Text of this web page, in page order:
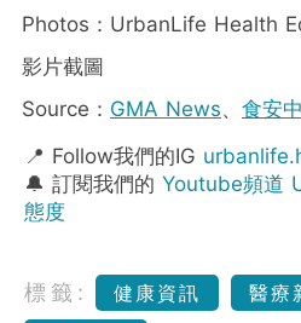
Photos：UrbanLife Health
影片截圖
Source： GMA News、 食安
📍 Follow我們的IG
🔔 訂閱我們的 Youtube頻道
態度
標籤: 健康資訊 醫療